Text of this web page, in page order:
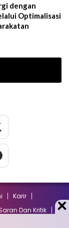
dengan
Optimalisasi
Karir
Dan Kritik